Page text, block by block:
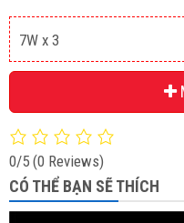
7W x 3
0/5 (0 Reviews)
CÓ THỂ BẠN SẼ THÍCH